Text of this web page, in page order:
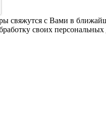
свяжутся с Вами в
своих